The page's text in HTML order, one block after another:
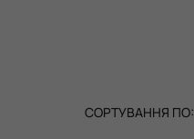
СОРТУВАННЯ ПО: